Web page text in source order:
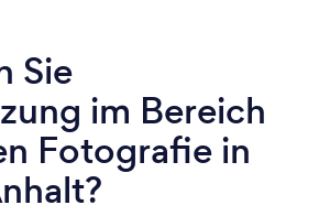
Sie
im Bereich
Fotografie in